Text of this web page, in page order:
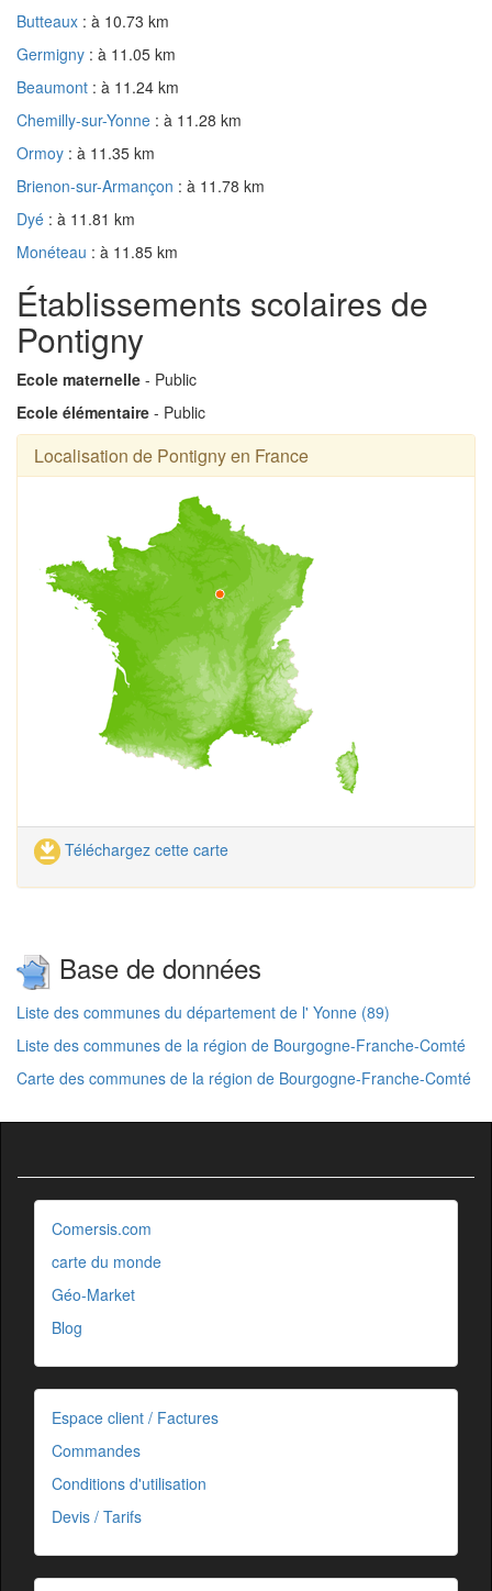
Butteaux : à 10.73 km
Germigny : à 11.05 km
Beaumont : à 11.24 km
Chemilly-sur-Yonne : à 11.28 km
Ormoy : à 11.35 km
Brienon-sur-Armançon : à 11.78 km
Dyé : à 11.81 km
Monéteau : à 11.85 km
Établissements scolaires de
Pontigny
Ecole maternelle - Public
Ecole élémentaire - Public
Localisation de Pontigny en France
Téléchargez cette carte
Base de données
Liste des communes du département de l' Yonne (89)
Liste des communes de la région de Bourgogne-Franche-Comté
Carte des communes de la région de Bourgogne-Franche-Comté
Comersis.com
carte du monde
Géo-Market
Blog
Espace client / Factures
Commandes
Conditions d'utilisation
Devis / Tarifs